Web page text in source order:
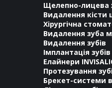
Щелепно-лицева
Видалення кісти
Хірургічна
Видалення зуба
Видалення зубів
Імплантація зубів
Елайнери
Протезування
Брекет-системи